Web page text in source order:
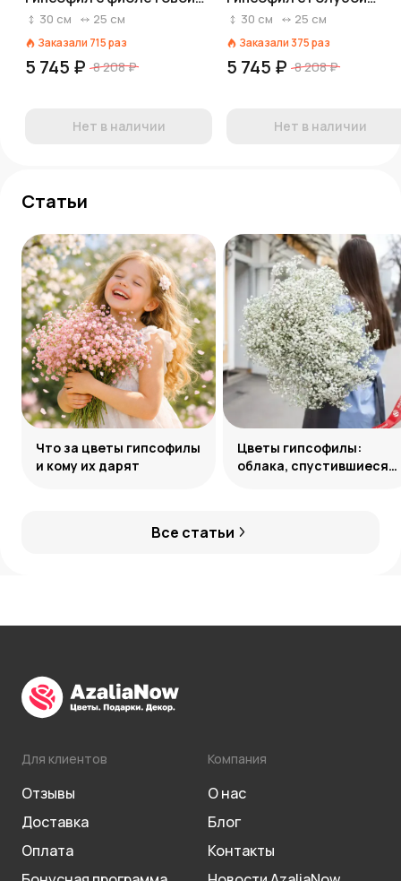
лентой
30 см 25 см
Заказали 715раз
5 745 ₽ 8 208 ₽
Нет в наличии
лентой
30 см 25 см
Заказали 375раз
5 745 ₽ 8 208 ₽
Нет в наличии
Статьи
Все статьи
Что за цветы гипсофилы
и кому их дарят
Цветы гипсофилы:
облака, спустившиеся
Для клиентов
Отзывы
Доставка
Оплата
Компания
О нас
Блог
Контакты